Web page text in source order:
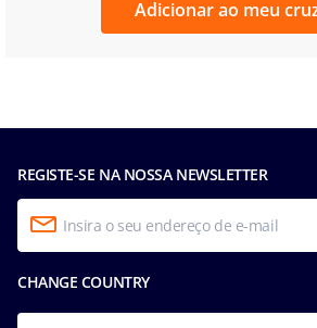
Adicionar ao meu
REGISTE-SE NA NOSSA NEWSLETTER
CHANGE COUNTRY